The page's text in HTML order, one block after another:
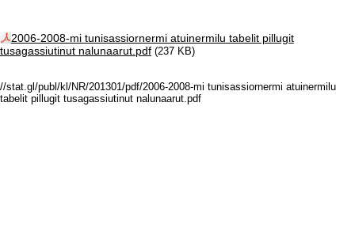
2006-2008-mi tunisassiornermi atuinermilu tabelit pillugit
tusagassiutinut nalunaarut.pdf (237 KB)
//stat.gl/publ/kl/NR/201301/pdf/2006-2008-mi tunisassiornermi atuinermilu
tabelit pillugit tusagassiutinut nalunaarut.pdf